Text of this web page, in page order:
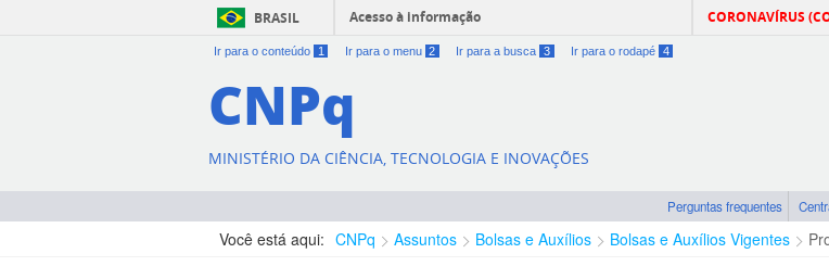
BRASIL Acesso à informação CORONAVÍRUS
Ir para o conteúdo 1 Ir para o menu 2 Ir para a busca 3 Ir para o rodapé 4
CNPq
MINISTÉRIO DA CIÊNCIA, TECNOLOGIA E INOVAÇÕES
Perguntas frequentes
Você está aqui: CNPq Assuntos Bolsas e Auxílios Bolsas e Auxílios Vigentes